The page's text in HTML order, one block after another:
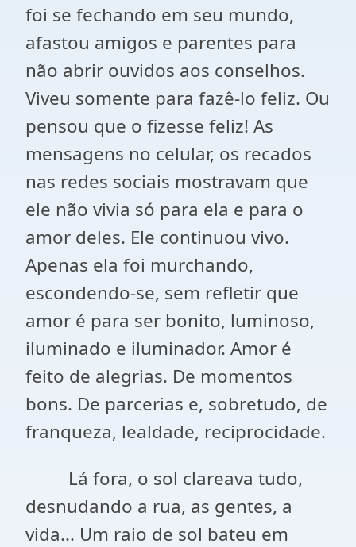
foi se fechando em seu mundo,
afastou amigos e parentes para
não abrir ouvidos aos conselhos.
Viveu somente para fazê-lo feliz. Ou
pensou que o fizesse feliz! As
mensagens no celular, os recados
nas redes sociais mostravam que
ele não vivia só para ela e para o
amor deles. Ele continuou vivo.
Apenas ela foi murchando,
escondendo-se, sem refletir que
amor é para ser bonito, luminoso,
iluminado e iluminador. Amor é
feito de alegrias. De momentos
bons. De parcerias e, sobretudo, de
franqueza, lealdade, reciprocidade.
Lá fora, o sol clareava tudo,
desnudando a rua, as gentes, a
vida... Um raio de sol bateu em